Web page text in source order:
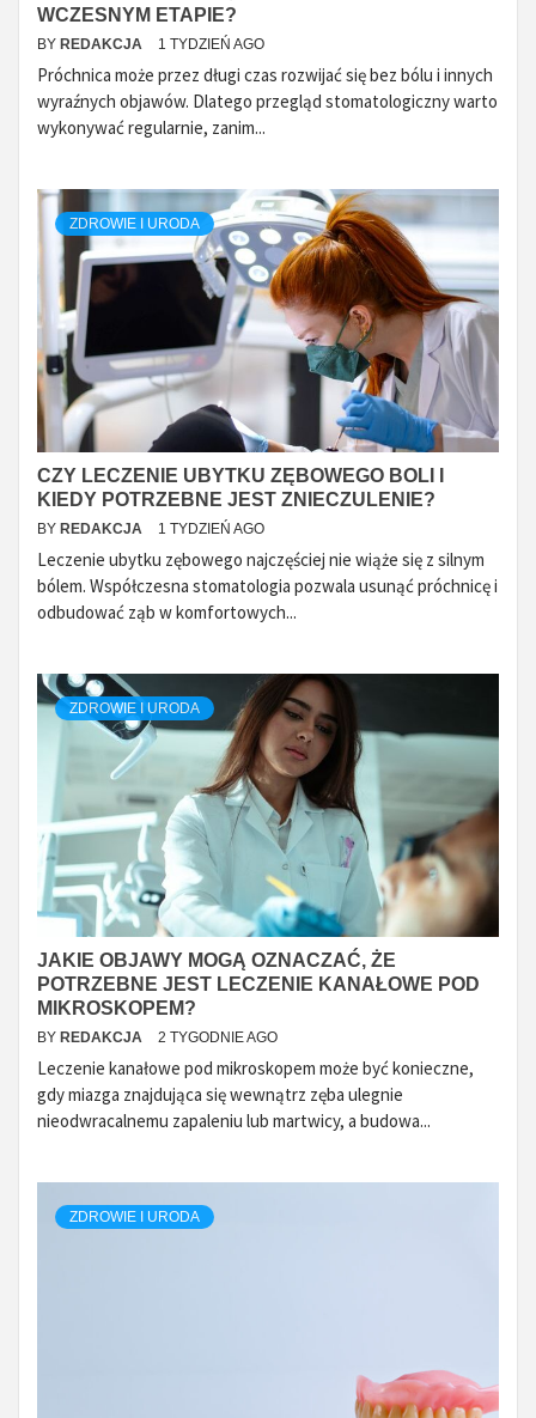
WCZESNYM ETAPIE?
BY REDAKCJA 1 TYDZIEŃ AGO
Próchnica może przez długi czas rozwijać się bez bólu i innych
wyraźnych objawów. Dlatego przegląd stomatologiczny warto
wykonywać regularnie, zanim...
ZDROWIE I URODA
CZY LECZENIE UBYTKU ZĘBOWEGO BOLI I
KIEDY POTRZEBNE JEST ZNIECZULENIE?
BY REDAKCJA 1 TYDZIEŃ AGO
Leczenie ubytku zębowego najczęściej nie wiąże się z silnym
bólem. Współczesna stomatologia pozwala usunąć próchnicę i
odbudować ząb w komfortowych...
ZDROWIE I URODA
JAKIE OBJAWY MOGĄ OZNACZAĆ, ŻE
POTRZEBNE JEST LECZENIE KANAŁOWE POD
MIKROSKOPEM?
BY REDAKCJA 2 TYGODNIE AGO
Leczenie kanałowe pod mikroskopem może być konieczne,
gdy miazga znajdująca się wewnątrz zęba ulegnie
nieodwracalnemu zapaleniu lub martwicy, a budowa...
ZDROWIE I URODA